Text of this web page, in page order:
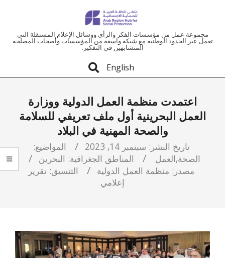
ملتقى
العربية
للحماية
الاجتماعية
مجموعة عمل من مؤسسات الفكر والرأي ووسائل الإعلام المستقلة التي
تعمل عبر الحدود الوطنية مع شبكة واسعة من المؤسسات وأصحاب المصلحة
المتشابهين في التفكير.
English
اعتمدت منظمة العمل الدولية ووزارة
العمل البحرينية أول ملف تعريفي للسلامة
والصحة المهنية في البلاد
تاريخ النشر: سبتمبر 14, 2023
المواضيع:
الصحة,العمل المناطق الجغرافية: البحرين
مصدر: منظمة العمل الدولية التنسيق: تقرير
إعلامي